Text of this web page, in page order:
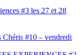
#3 les 27 et 28
Chéris #10 – vendredi